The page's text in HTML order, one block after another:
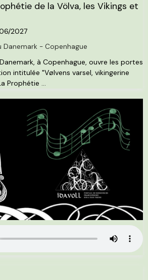
de la Völva, les Vikings et
2027
Danemark - Copenhague
à Copenhague, ouvre les portes
intitulée "Vølvens varsel, vikingerine
Prophétie ...